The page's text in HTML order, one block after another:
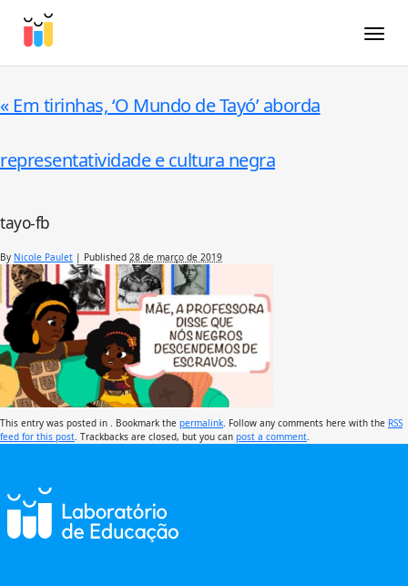
« Em tirinhas, ‘O Mundo de Tayó’ aborda
representatividade e cultura negra
tayo-fb
By Nicole Paulet | Published 28 de março de 2019
This entry was posted in . Bookmark the permalink . Follow any comments here with the RSS
feed for this post . Trackbacks are closed, but you can post a comment